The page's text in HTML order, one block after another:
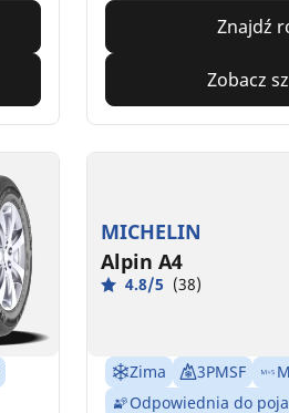
Znajdź
Zobacz
MICHELIN
Alpin A4
4.8/5 (38)
Zima 3PMSF
Odpowiednia do